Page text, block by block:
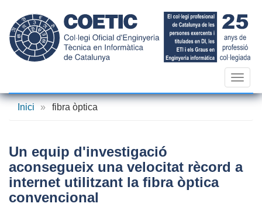
contingut
Inici
» fibra òptica
Un equip d'investigació
aconsegueix una velocitat rècord a
internet utilitzant la fibra òptica
convencional